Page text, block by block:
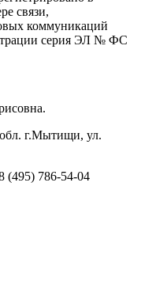
связи,
коммуникаций
серия ЭЛ № ФС
г.Мытищи, ул.
(495) 786-54-04